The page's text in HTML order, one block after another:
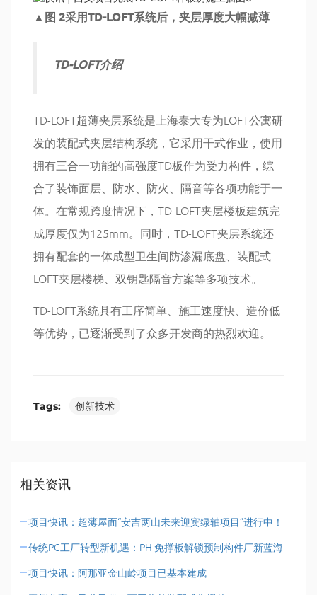
▲图 2采用TD-LOFT系统后，夹层厚度大幅减薄
TD-LOFT介绍
TD-LOFT超薄夹层系统是上海泰大专为LOFT公寓研
发的装配式夹层结构系统，它采用干式作业，使用
拥有三合一功能的高强度TD板作为受力构件，综
合了装饰面层、防水、防火、隔音等各项功能于一
体。在常规跨度情况下，TD-LOFT夹层楼板建筑完
成厚度仅为125mm。同时，TD-LOFT夹层系统还
拥有配套的一体成型卫生间防渗漏底盘、装配式
LOFT夹层楼梯、双钥匙隔音方案等多项技术。
TD-LOFT系统具有工序简单、施工速度快、造价低
等优势，已逐渐受到了众多开发商的热烈欢迎。
Tags: 创新技术
相关资讯
项目快讯：超薄屋面“安吉两山未来迎宾绿轴项目”进行中！
传统PC工厂转型新机遇：PH 免撑板解锁预制构件厂新蓝海
项目快讯：阿那亚金山岭项目已基本建成